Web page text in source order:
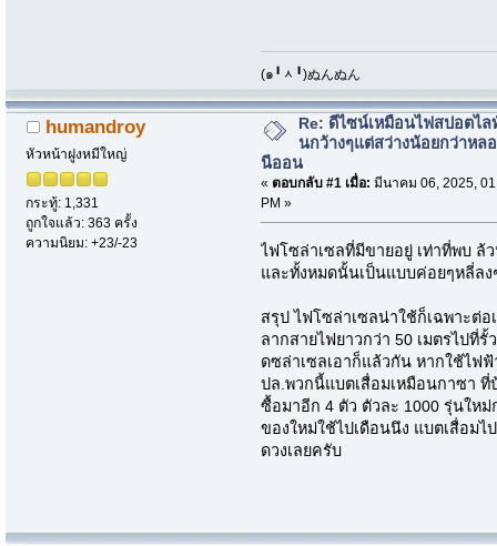
​(๑╹ᆺ╹)ぬんぬん
humandroy
หัวหน้าฝูงหมีใหญ่
กระทู้: 1,331
ถูกใจแล้ว: 363 ครั้ง
ความนิยม: +23/-23
Re: ดีไซน์เหมือนไฟสปอตไล
นกว้างๆแต่สว่างน้อยกว่าหล
นีออน
« ตอบกลับ #1 เมื่อ: มีนาคม 06, 2025,
PM »
ไฟโซล่าเซลที่มีขายอยู่ เท่าที่พบ
และทั้งหมดนั้นเป็นแบบค่อยๆหลี่ล
สรุป ไฟโซล่าเซลน่าใช้ก็เฉพาะต่
ลากสายไฟยาวกว่า 50 เมตรไปที่
ดซล่าเซลเอาก็แล้วกัน หากใช้ไฟ
ปล.พวกนี้แบตเสื่อมเหมือนกาซา ที่
ซื้อมาอีก 4 ตัว ตัวละ 1000 รุ่นใหม่
ของใหม่ใช้ไปเดือนนึง แบตเสื่อมไ
ดวงเลยครับ